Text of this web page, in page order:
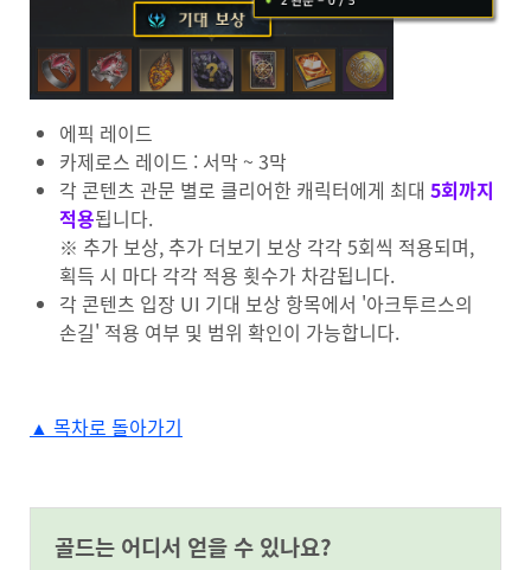
에픽 레이드
카제로스 레이드 : 서막 ~ 3막
각 콘텐츠 관문 별로 클리어한 캐릭터에게 최대 5회까지
적용됩니다.
※ 추가 보상, 추가 더보기 보상 각각 5회씩 적용되며,
획득 시 마다 각각 적용 횟수가 차감됩니다.
각 콘텐츠 입장 UI 기대 보상 항목에서 '아크투르스의
손길' 적용 여부 및 범위 확인이 가능합니다.
▲ 목차로 돌아가기
골드는 어디서 얻을 수 있나요?